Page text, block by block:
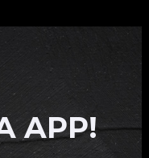
APP!